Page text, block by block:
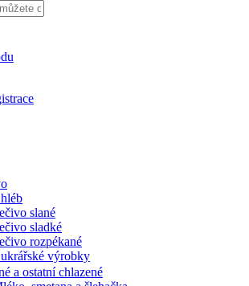
slané
sladké
rozpékané
výrobky
a ostatní chlazené